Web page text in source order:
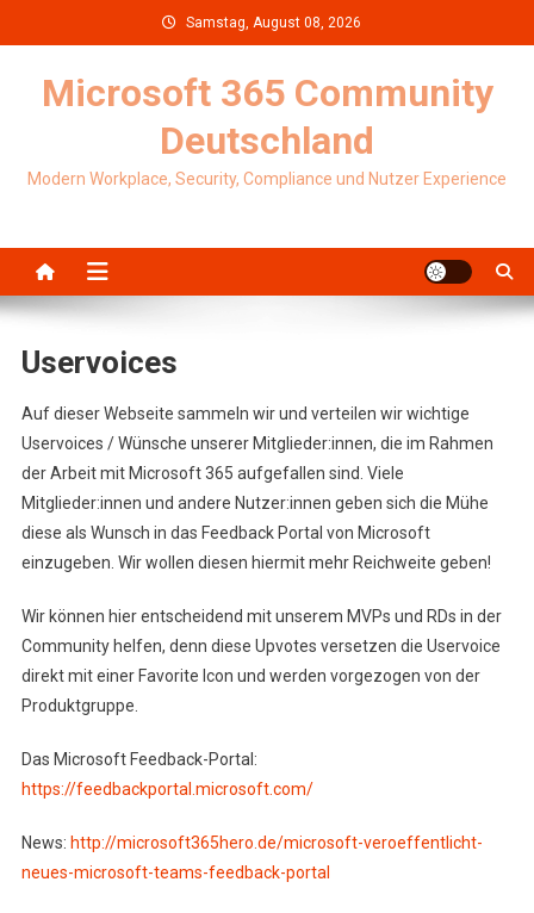
to
Samstag, August 08, 2026
Microsoft 365 Community
Deutschland
Modern Workplace, Security, Compliance und Nutzer Experience
Uservoices
Auf dieser Webseite sammeln wir und verteilen wir wichtige
Uservoices / Wünsche unserer Mitglieder:innen, die im Rahmen
der Arbeit mit Microsoft 365 aufgefallen sind. Viele
Mitglieder:innen und andere Nutzer:innen geben sich die Mühe
diese als Wunsch in das Feedback Portal von Microsoft
einzugeben. Wir wollen diesen hiermit mehr Reichweite geben!
Wir können hier entscheidend mit unserem MVPs und RDs in der
Community helfen, denn diese Upvotes versetzen die Uservoice
direkt mit einer Favorite Icon und werden vorgezogen von der
Produktgruppe.
Das Microsoft Feedback-Portal:
https://feedbackportal.microsoft.com/
News: http://microsoft365hero.de/microsoft-veroeffentlicht-
neues-microsoft-teams-feedback-portal